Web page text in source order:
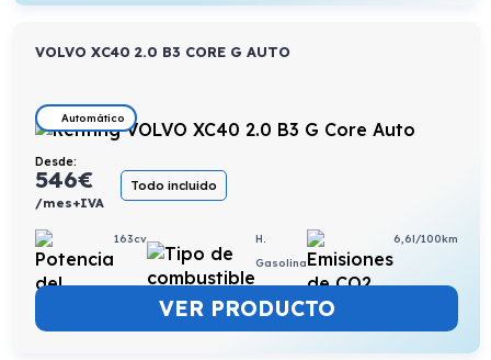
VOLVO XC40 2.0 B3 CORE G AUTO
Automático
Desde:
546€
/mes+IVA
Todo incluido
163cv
H.
Gasolina
6,6l/100km
VER PRODUCTO